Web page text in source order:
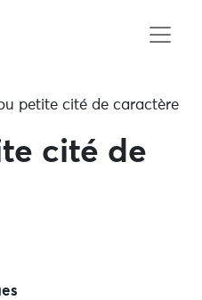
petite cité de caractère
cité de